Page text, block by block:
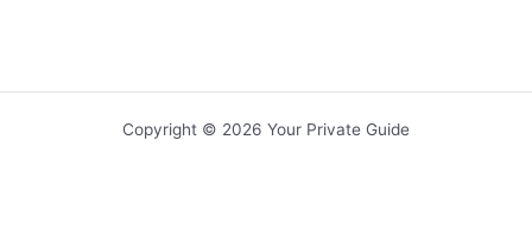
Copyright © 2026 Your Private Guide